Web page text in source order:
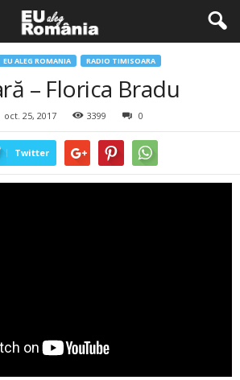
EU ALEG ROMANIA RADIO TIMISOARA
– Florica Bradu
oct. 25, 2017 3399 0
Twitter